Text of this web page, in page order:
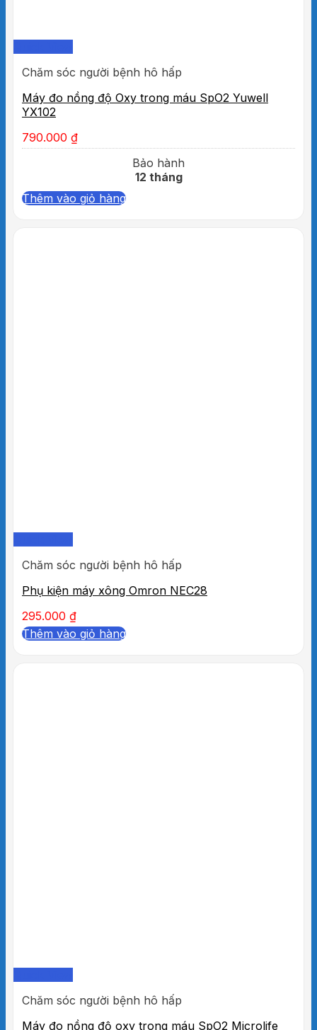
Chăm sóc người bệnh hô hấp
Máy đo nồng độ Oxy trong máu SpO2 Yuwell
YX102
790.000 ₫
Bảo hành
12 tháng
Thêm vào giỏ hàng
Chăm sóc người bệnh hô hấp
Phụ kiện máy xông Omron NEC28
295.000 ₫
Thêm vào giỏ hàng
Chăm sóc người bệnh hô hấp
Máy đo nồng độ oxy trong máu SpO2 Microlife